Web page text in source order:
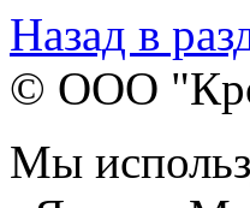
Назад в
© ООО
Мы